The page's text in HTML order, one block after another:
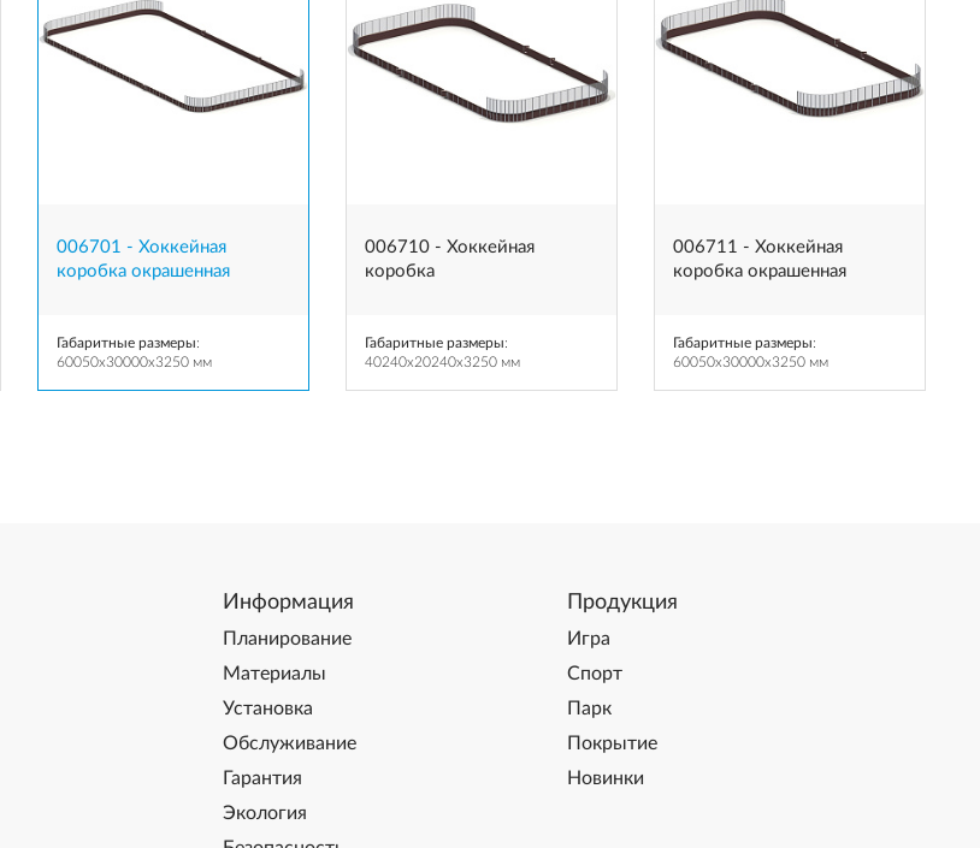
006701 - Хоккейная
коробка окрашенная
Габаритные размеры:
60050x30000x3250 мм
006710 - Хоккейная
коробка
Габаритные размеры:
40240x20240x3250 мм
006711 - Хоккейная
коробка окрашенная
Габаритные размеры:
60050x30000x3250 мм
Информация
Планирование
Материалы
Установка
Обслуживание
Гарантия
Экология
Продукция
Игра
Спорт
Парк
Покрытие
Новинки